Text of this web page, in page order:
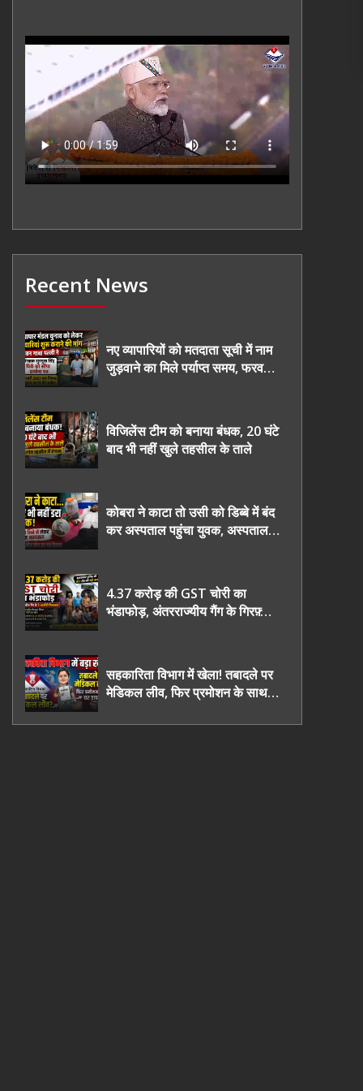
Recent News
नए व्यापारियों को मतदाता सूची में नाम
जुड़वाने का मिले पर्याप्त समय, फरवरी
विजिलेंस टीम को बनाया बंधक, 20 घंटे
बाद भी नहीं खुले तहसील के ताले
कोबरा ने काटा तो उसी को डिब्बे में बंद
कर अस्पताल पहुंचा युवक, अस्पताल में
4.37 करोड़ की GST चोरी का
भंडाफोड़, अंतरराज्यीय गैंग के गिरफ़्तार
सहकारिता विभाग में खेला! तबादले पर
मेडिकल लीव, फिर प्रमोशन के साथ